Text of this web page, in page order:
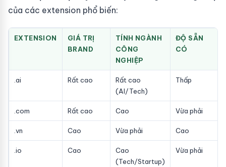
của các extension phổ biến:
EXTENSION
GIÁ TRỊ
BRAND
TÍNH NGÀNH
CÔNG
NGHIỆP
ĐỘ SẴN
CÓ
.ai Rất cao
Rất cao
(AI/Tech)
Thấp
.com Rất cao Cao Vừa phải
.vn Cao Vừa phải Cao
.io Cao
Cao
(Tech/Startup)
Vừa phải